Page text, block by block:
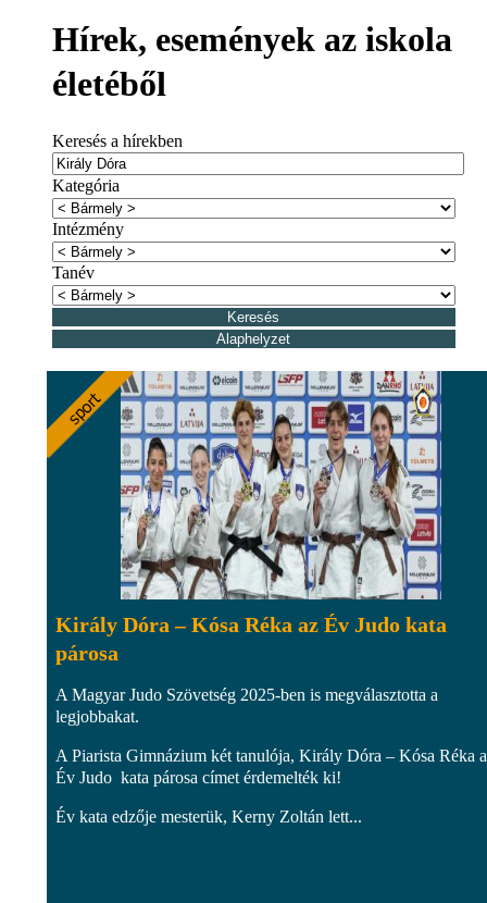
Hírek, események az iskola
életéből
Keresés a hírekben
Kategória
Intézmény
Tanév
Király Dóra – Kósa Réka az Év Judo kata
párosa
A Magyar Judo Szövetség 2025-ben is megválasztotta a
legjobbakat.
A Piarista Gimnázium két tanulója, Király Dóra – Kósa Réka
Év Judo kata párosa címet érdemelték ki!
Év kata edzője mesterük, Kerny Zoltán lett...